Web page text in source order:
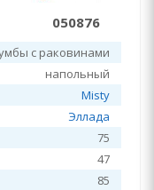
050876
с раковинами
напольный
Misty
Эллада
75
47
85